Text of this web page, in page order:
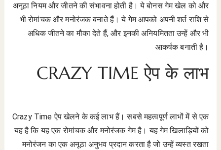
अनूठा नियम और जीतने की संभावना होती है। ये बोनस गेम खेल को और
भी रोमांचक और मनोरंजक बनाते हैं। ये गेम आपको अपनी शर्त राशि से
अधिक जीतने का मौका देते हैं, और इनकी अनियमितता उन्हें और भी
आकर्षक बनाती है।
CRAZY TIME ऐप के लाभ
Crazy Time ऐप खेलने के कई लाभ हैं। सबसे महत्वपूर्ण लाभों में से एक
यह है कि यह एक रोमांचक और मनोरंजक गेम है। यह गेम खिलाड़ियों को
मनोरंजन का एक अनूठा अनुभव प्रदान करता है जो उन्हें व्यस्त रखता